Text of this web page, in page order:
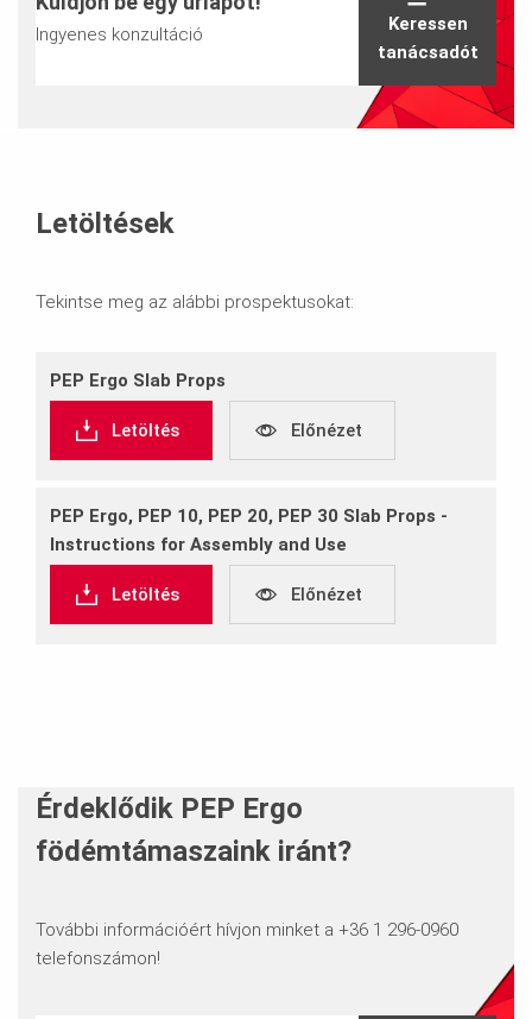
Ingyenes konzultáció
Keressen
tanácsadót
Letöltések
Tekintse meg az alábbi prospektusokat:
PEP Ergo Slab Props
Letöltés Előnézet
PEP Ergo, PEP 10, PEP 20, PEP 30 Slab Props ‐
Instructions for Assembly and Use
Letöltés Előnézet
Érdeklődik PEP Ergo
födémtámaszaink iránt?
További információért hívjon minket a +36 1 296-0960
telefonszámon!